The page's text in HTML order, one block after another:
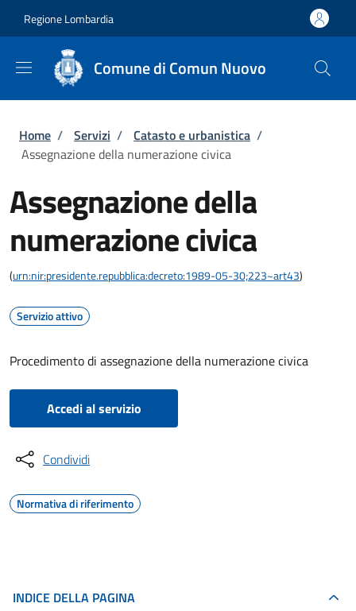
Regione Lombardia
Comune di Comun Nuovo
Briciole di pane
Home / Servizi / Catasto e urbanistica /
Assegnazione della numerazione civica
Assegnazione della
numerazione civica
(urn:nir:presidente.repubblica:decreto:1989-05-30;223~art43)
Servizio attivo
Procedimento di assegnazione della numerazione civica
Accedi al servizio
Condividi
Normativa di riferimento
INDICE DELLA PAGINA